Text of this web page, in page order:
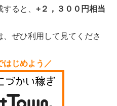
ると、 +２，３００ 円相当
ぜひ利用して見てくださ
はじめよう／